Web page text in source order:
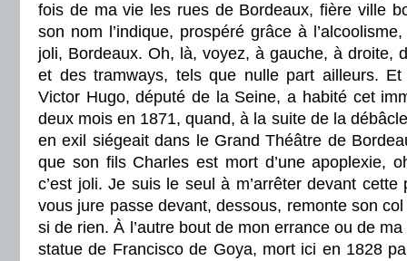
fois de ma vie les rues de Bordeaux, fière ville
son nom l’indique, prospéré grâce à
joli, Bordeaux. Oh, là, voyez, à gauche, à droite,
et des tramways, tels que nulle part ailleurs.
Victor Hugo, député de la Seine, a habité cet
deux mois en 1871, quand, à la suite de la
en exil siégeait dans le Grand Théâtre de
que son fils Charles est mort d’une apoplexie,
c’est joli. Je suis le seul à m’arrêter devant
vous jure passe devant, dessous, remonte son
si de rien. À l’autre bout de mon errance ou de
statue de Francisco de Goya, mort ici en 1828